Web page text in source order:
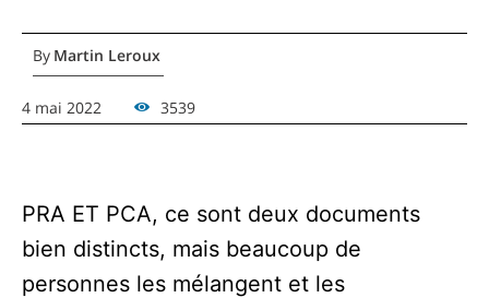
By Martin Leroux
4 mai 2022 3539
PRA ET PCA, ce sont deux documents
bien distincts, mais beaucoup de
personnes les mélangent et les